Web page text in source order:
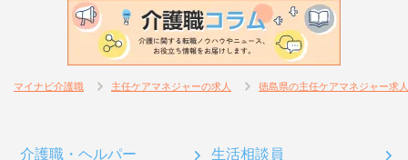
マイナビ介護職 主任ケアマネジャーの求人 徳島県の主任ケアマネジャー求人
介護職・ヘルパー 生活相談員